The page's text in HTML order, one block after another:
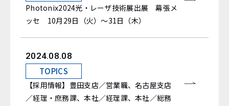
Photonix2024光・レーザ技術展出展 幕張メ
ッセ 10月29日（火）～31日（木）
2024.08.08
TOPICS
【採用情報】豊田支店／営業職、名古屋支店
／経理・庶務課、本社／経理課、本社／総務